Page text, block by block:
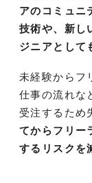
アのコミュニ
技術や、新し
ジニアとして
未経験からフ
仕事の流れな
受注するため
てからフリー
するリスクを